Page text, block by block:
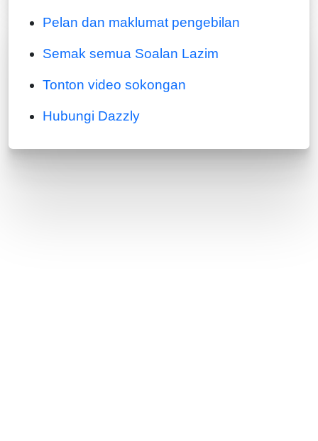
Pelan dan maklumat pengebilan
Semak semua Soalan Lazim
Tonton video sokongan
Hubungi Dazzly